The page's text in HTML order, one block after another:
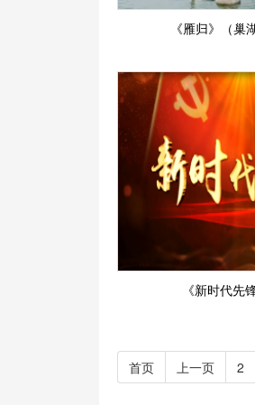
《雁归》（巢
《新时代先
首页 上一页 2